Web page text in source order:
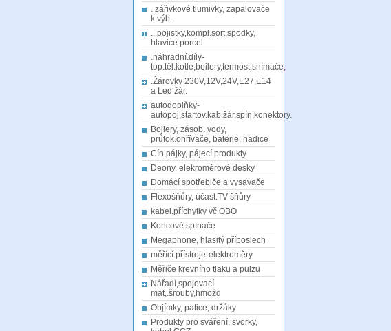
. zářivkové tlumivky, zapalovače
k výb.
...pojistky,kompl.sort,spodky,
hlavice porcel
.náhradní.díly-
top.těl.kotle,boilery,termost,snímače,
.Žárovky 230V,12V,24V,E27,E14
a Led žár.
autodoplňky-
autopoj,startov.kab.žár,spín,konektory.
Bojlery, zásob. vody,
průtok.ohřívače, baterie, hadice
Cín,pájky, pájecí produkty
Deony, elekroměrové desky
Domácí spotřebiče a vysavače
Flexošňůry, účast.TV šňůry
kabel.příchytky vč OBO
Koncové spínače
Megaphone, hlasitý příposlech
měřící přístroje-elektroměry
Měřiče krevního tlaku a pulzu
Nářadí,spojovací
mat,.šrouby,hmožd
Objímky, patice, držáky
Produkty pro sváření, svorky,